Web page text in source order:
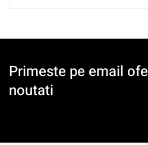
Primeste pe email
noutati